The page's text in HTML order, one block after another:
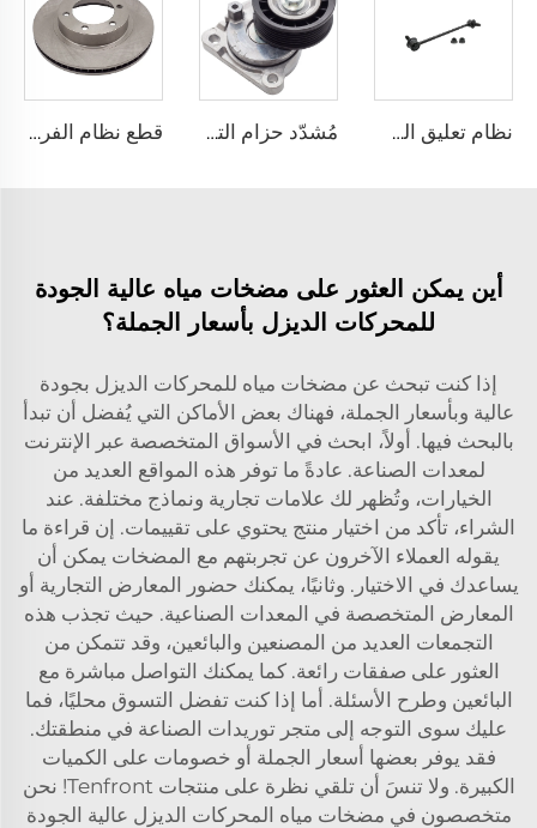
نظام تعليق السيارة 54830-4H250 وصلة جديدة لميزان الامتصاص الأمامي لـ هيونداي H-1 H-100 I40 2.5 مُشدّد حزام التوقيت الجديد للمحرك الآلي 6E5Z-6A228-B لسيارات فورد ثاندربرد ترانزيت 2.3 T23HDEX قطع نظام الفرامل للسيارات ذات الجودة الجيدة، قرص الفرامل 43512-35321 لسيارة تويوتا FJ CRUISER / LAND CRUISER PRADO
أين يمكن العثور على مضخات مياه عالية الجودة
للمحركات الديزل بأسعار الجملة؟
إذا كنت تبحث عن مضخات مياه للمحركات الديزل بجودة
عالية وبأسعار الجملة، فهناك بعض الأماكن التي يُفضل أن تبدأ
بالبحث فيها. أولاً، ابحث في الأسواق المتخصصة عبر الإنترنت
لمعدات الصناعة. عادةً ما توفر هذه المواقع العديد من
الخيارات، وتُظهر لك علامات تجارية ونماذج مختلفة. عند
الشراء، تأكد من اختيار منتج يحتوي على تقييمات. إن قراءة ما
يقوله العملاء الآخرون عن تجربتهم مع المضخات يمكن أن
يساعدك في الاختيار. وثانيًا، يمكنك حضور المعارض التجارية أو
المعارض المتخصصة في المعدات الصناعية. حيث تجذب هذه
التجمعات العديد من المصنعين والبائعين، وقد تتمكن من
العثور على صفقات رائعة. كما يمكنك التواصل مباشرة مع
البائعين وطرح الأسئلة. أما إذا كنت تفضل التسوق محليًا، فما
عليك سوى التوجه إلى متجر توريدات الصناعة في منطقتك.
فقد يوفر بعضها أسعار الجملة أو خصومات على الكميات
الكبيرة. ولا تنسَ أن تلقي نظرة على منتجات Tenfront! نحن
متخصصون في مضخات مياه المحركات الديزل عالية الجودة